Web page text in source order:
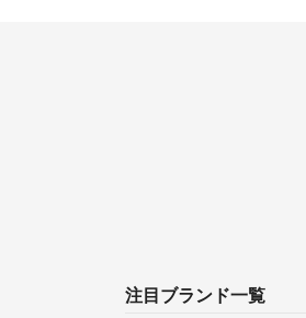
注目ブランド一覧